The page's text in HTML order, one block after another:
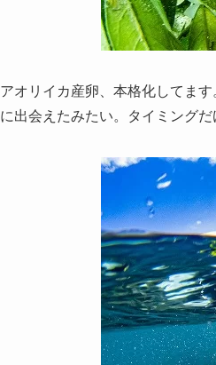
アオリイカ産卵、本格化してま
に出会えたみたい。タイミング